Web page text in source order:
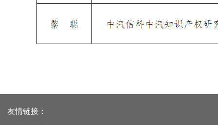
友情链接：